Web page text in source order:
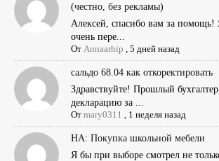
(честно, без рекламы)
Алексей, спасибо вам за
очень пере...
От Annaarhip ,5 дней назад
сальдо 68.04 как откоректировать
Здравствуйте! Прошлый
декларацию за ...
Отmary0311 1 неделя назад
НА: Покупка школьной мебели
Я бы при выборе смотрел не